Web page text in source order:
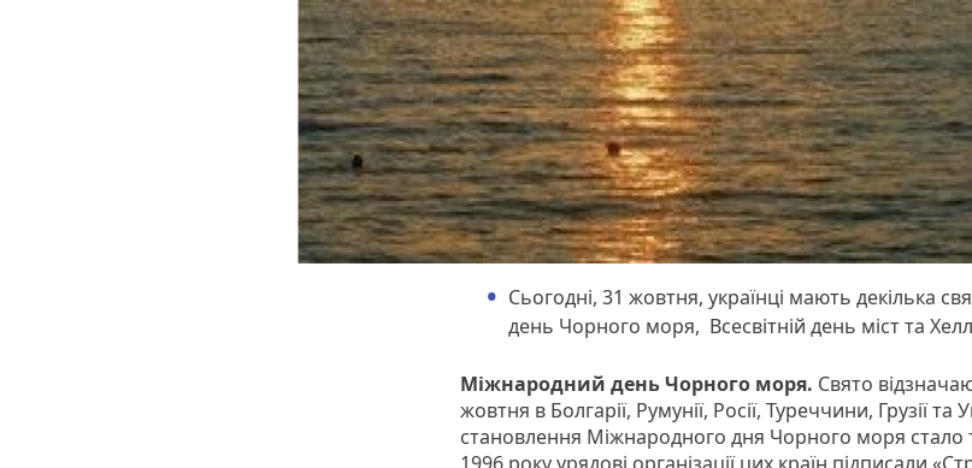
Сьогодні, 31 жовтня, українці мають декілька
день Чорного моря, Всесвітній день міст та
Міжнародний день Чорного моря. Свято
жовтня в Болгарії, Румунії, Росії, Туреччини, Грузії та
становлення Міжнародного дня Чорного моря